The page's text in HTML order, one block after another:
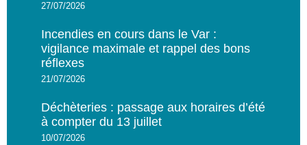
27/07/2026
Incendies en cours dans le Var :
vigilance maximale et rappel des bons
réflexes
21/07/2026
Déchèteries : passage aux horaires d’été
à compter du 13 juillet
10/07/2026